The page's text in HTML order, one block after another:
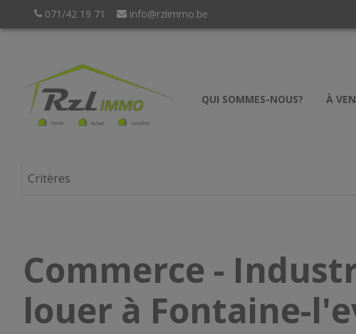
071/42 19 71 info@rzlimmo.be
QUI SOMMES-NOUS? À
Commerce -
louer à Fontaine-